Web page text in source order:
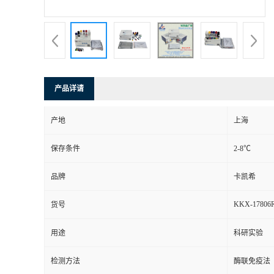
产品详请
产地 上海
保存条件 2-8℃
品牌 卡凯希
货号 KKX-
用途 科研实验
检测方法 酶联免疫法